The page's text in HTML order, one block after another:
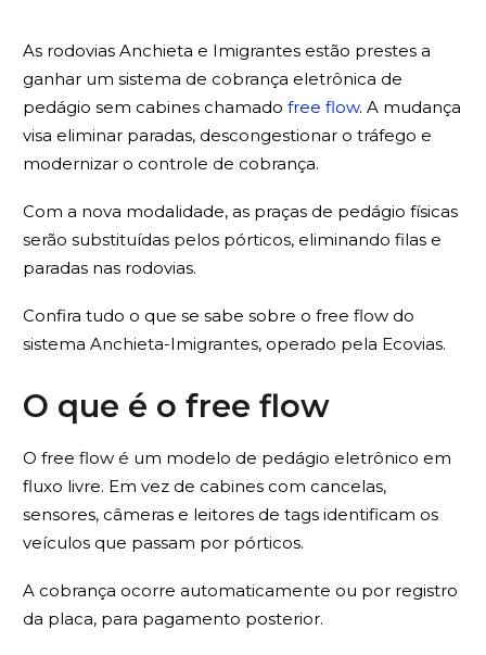
As rodovias Anchieta e Imigrantes estão prestes a
ganhar um sistema de cobrança eletrônica de
pedágio sem cabines chamado free flow. A mudança
visa eliminar paradas, descongestionar o tráfego e
modernizar o controle de cobrança.
Com a nova modalidade, as praças de pedágio físicas
serão substituídas pelos pórticos, eliminando filas e
paradas nas rodovias.
Confira tudo o que se sabe sobre o free flow do
sistema Anchieta-Imigrantes, operado pela Ecovias.
O que é o free flow
O free flow é um modelo de pedágio eletrônico em
fluxo livre. Em vez de cabines com cancelas,
sensores, câmeras e leitores de tags identificam os
veículos que passam por pórticos.
A cobrança ocorre automaticamente ou por registro
da placa, para pagamento posterior.